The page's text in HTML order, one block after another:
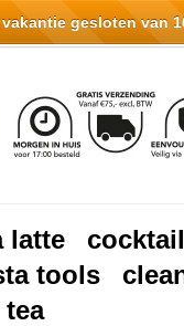
latte
tools
gesloten van